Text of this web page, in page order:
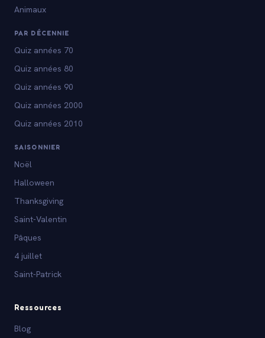
Animaux
PAR DÉCENNIE
Quiz années 70
Quiz années 80
Quiz années 90
Quiz années 2000
Quiz années 2010
SAISONNIER
Noël
Halloween
Thanksgiving
Saint-Valentin
Pâques
4 juillet
Saint-Patrick
Ressources
Blog